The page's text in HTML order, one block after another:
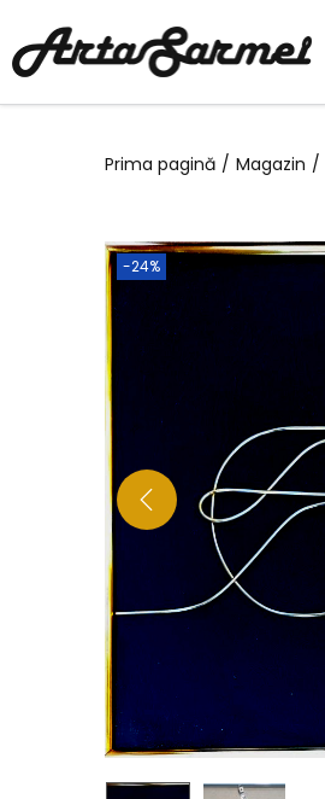
Prima pagină / Magazin /
-24%